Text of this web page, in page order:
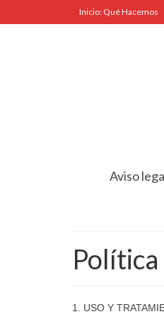
Inicio: Qué Hacemos
Aviso
1. USO Y